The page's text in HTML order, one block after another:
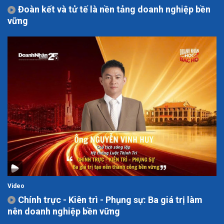
Đoàn kết và tử tế là nền tảng doanh nghiệp bền
vững
Video
Chính trực - Kiên trì - Phụng sự: Ba giá trị làm
nên doanh nghiệp bền vững